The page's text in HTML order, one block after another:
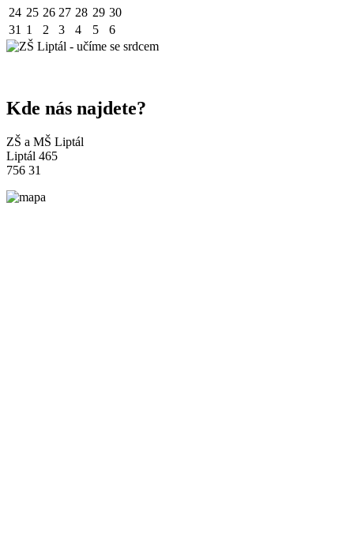
24 25 26 27 28 29 30
31 1 2 3 4 5 6
Kde nás najdete?
ZŠ a MŠ Liptál
Liptál 465
756 31